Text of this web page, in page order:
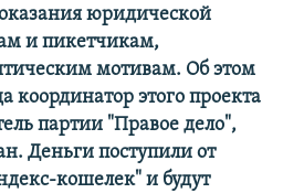
юридической
и пикетчикам,
мотивам. Об этом
координатор этого проекта
партии "Правое дело",
Деньги поступили от
кошелек" и будут